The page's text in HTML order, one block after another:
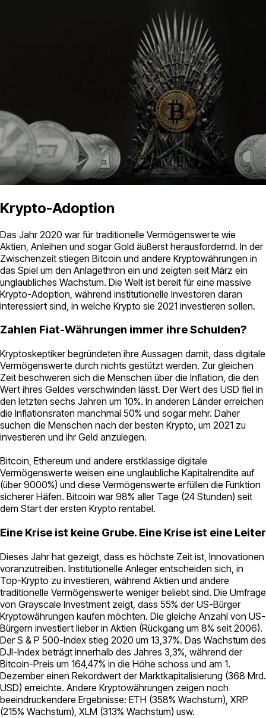
Krypto-Adoption
Das Jahr 2020 war für traditionelle Vermögenswerte wie
Aktien, Anleihen und sogar Gold äußerst herausfordernd. In der
Zwischenzeit stiegen Bitcoin und andere Kryptowährungen in
das Spiel um den Anlagethron ein und zeigten seit März ein
unglaubliches Wachstum. Die Welt ist bereit für eine massive
Krypto-Adoption, während institutionelle Investoren daran
interessiert sind, in welche Krypto sie 2021 investieren sollen.
Zahlen Fiat-Währungen immer ihre Schulden?
Kryptoskeptiker begründeten ihre Aussagen damit, dass digitale
Vermögenswerte durch nichts gestützt werden. Zur gleichen
Zeit beschweren sich die Menschen über die Inflation, die den
Wert ihres Geldes verschwinden lässt. Der Wert des USD fiel in
den letzten sechs Jahren um 10%. In anderen Länder erreichen
die Inflationsraten manchmal 50% und sogar mehr. Daher
suchen die Menschen nach der besten Krypto, um 2021 zu
investieren und ihr Geld anzulegen.
Bitcoin, Ethereum und andere erstklassige digitale
Vermögenswerte weisen eine unglaubliche Kapitalrendite auf
(über 9000%) und diese Vermögenswerte erfüllen die Funktion
sicherer Häfen. Bitcoin war 98% aller Tage (24 Stunden) seit
dem Start der ersten Krypto rentabel.
Eine Krise ist keine Grube. Eine Krise ist eine Leiter
Dieses Jahr hat gezeigt, dass es höchste Zeit ist, Innovationen
voranzutreiben. Institutionelle Anleger entscheiden sich, in
Top-Krypto zu investieren, während Aktien und andere
traditionelle Vermögenswerte weniger beliebt sind. Die Umfrage
von Grayscale Investment zeigt, dass 55% der US-Bürger
Kryptowährungen kaufen möchten. Die gleiche Anzahl von US-
Bürgern investiert lieber in Aktien (Rückgang um 8% seit 2006).
Der S & P 500-Index stieg 2020 um 13,37%. Das Wachstum des
DJI-Index beträgt innerhalb des Jahres 3,3%, während der
Bitcoin-Preis um 164,47% in die Höhe schoss und am 1.
Dezember einen Rekordwert der Marktkapitalisierung (368 Mrd.
USD) erreichte. Andere Kryptowährungen zeigen noch
beeindruckendere Ergebnisse: ETH (358% Wachstum), XRP
(215% Wachstum), XLM (313% Wachstum) usw.